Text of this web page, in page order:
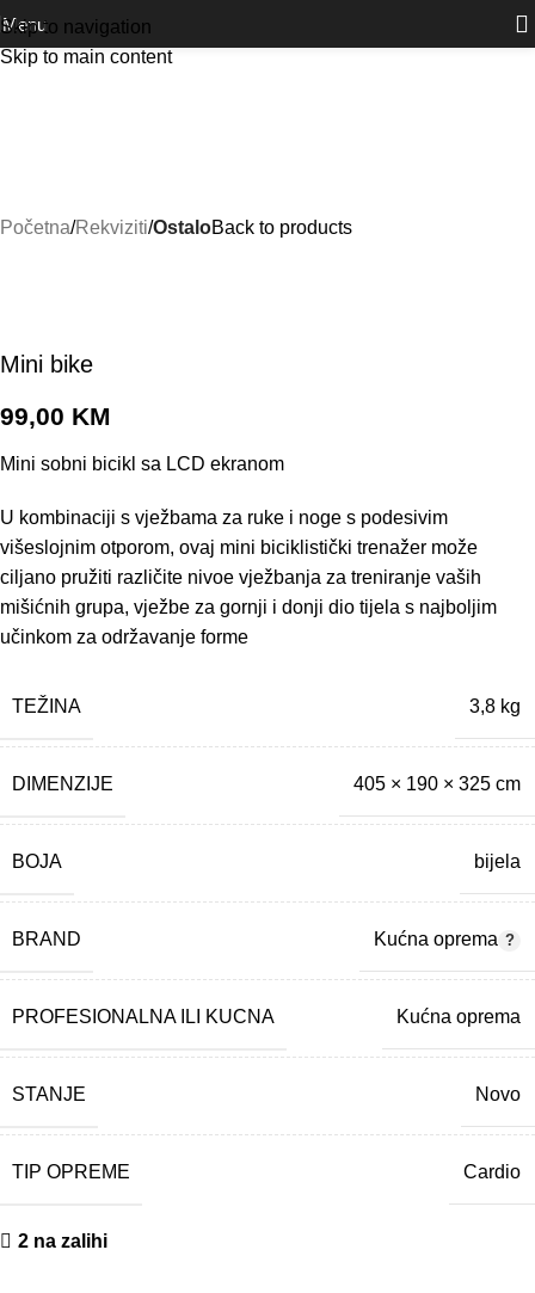
Skip to navigation
Skip to main content
Outlet
Menu
Početna Rekviziti OstaloBack to products
Mini bike
99,00 KM
Mini sobni bicikl sa LCD ekranom
U kombinaciji s vježbama za ruke i noge s podesivim
višeslojnim otporom, ovaj mini biciklistički trenažer može
ciljano pružiti različite nivoe vježbanja za treniranje vaših
mišićnih grupa, vježbe za gornji i donji dio tijela s najboljim
učinkom za održavanje forme
TEŽINA 3,8 kg
DIMENZIJE 405 × 190 × 325 cm
BOJA bijela
BRAND Kućna oprema
PROFESIONALNA ILI KUCNA Kućna oprema
STANJE Novo
TIP OPREME Cardio
2 na zalihi